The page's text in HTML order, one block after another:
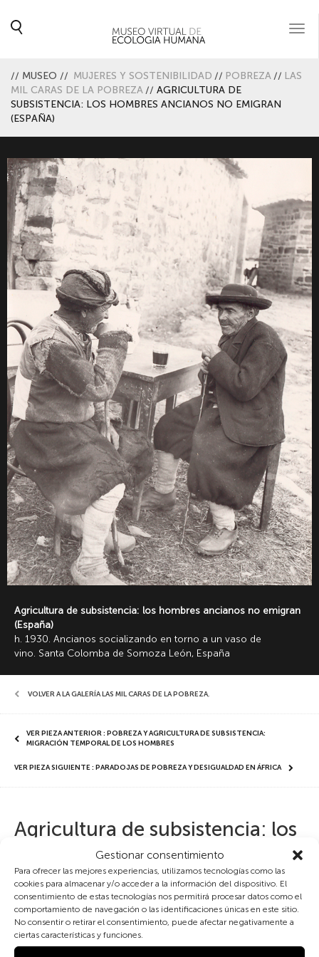
Gestionar consentimiento
Para ofrecer las mejores experiencias, utilizamos tecnologías como las
cookies para almacenar y/o acceder a la información del dispositivo. El
consentimiento de estas tecnologías nos permitirá procesar datos como el
comportamiento de navegación o las identificaciones únicas en este sitio.
No consentir o retirar el consentimiento, puede afectar negativamente a
ciertas características y funciones.
// MUSEO // MUJERES Y SOSTENIBILIDAD // POBREZA // LAS
MIL CARAS DE LA POBREZA // AGRICULTURA DE
SUBSISTENCIA: LOS HOMBRES ANCIANOS NO EMIGRAN
(ESPAÑA)
Agricultura de subsistencia: los hombres ancianos no emigran
(España)
h. 1930. Ancianos socializando en torno a un vaso de
vino. Santa Colomba de Somoza León, España
VOLVER A LA GALERÍA LAS MIL CARAS DE LA POBREZA,
VER PIEZA ANTERIOR : POBREZA Y AGRICULTURA DE SUBSISTENCIA:
MIGRACIÓN TEMPORAL DE LOS HOMBRES
VER PIEZA SIGUIENTE : PARADOJAS DE POBREZA Y DESIGUALDAD EN ÁFRICA
Agricultura de subsistencia: los
hombres ancianos no emigran
(España)
La pobreza tiene mil caras, pero una de las más frecuentes y persistentes
a lo largo de la historia es la de las familias rurales de subsistencia. Las
mujeres debían de asumir gran parte de las labores agrícolas a lo largo